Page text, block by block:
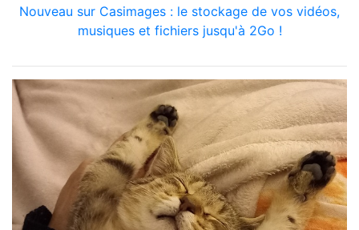
Nouveau sur Casimages : le stockage de vos vidéos,
musiques et fichiers jusqu'à 2Go !